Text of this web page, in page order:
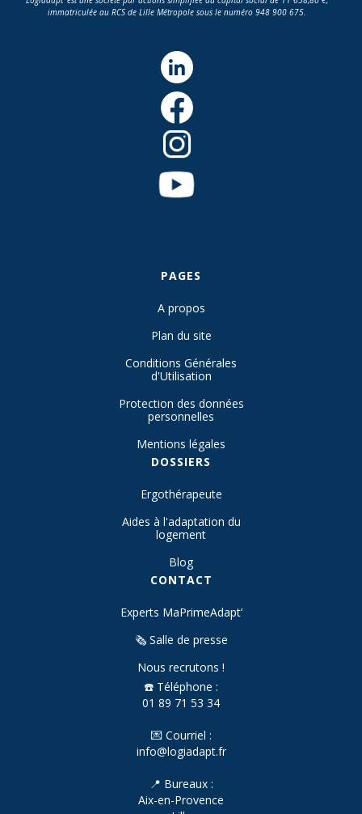
immatriculée au RCS de Lille Métropole sous le numéro 948 900 675.
PAGES
A propos
Plan du site
Conditions Générales
d'Utilisation
Protection des données
personnelles
Mentions légales
DOSSIERS
Ergothérapeute
Aides à l'adaptation du
logement
Blog
CONTACT
Experts MaPrimeAdapt’
🗞️ Salle de presse
Nous recrutons !
☎️ Téléphone :
01 89 71 53 34
💌 Courriel :
info@logiadapt.fr
📍 Bureaux :
Aix-en-Provence